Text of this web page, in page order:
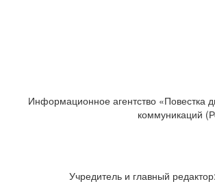
Информационное агентство «Повестка
коммуникаций
Учредитель и главный